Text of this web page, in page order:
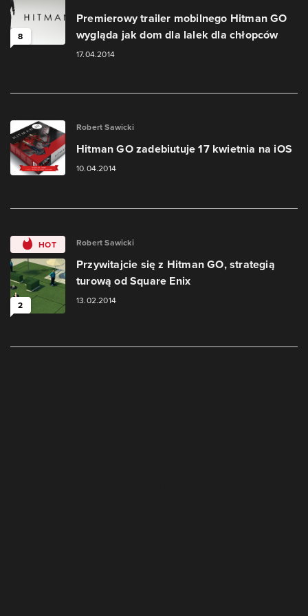
8
Premierowy trailer mobilnego Hitman GO
wygląda jak dom dla lalek dla chłopców
17.04.2014
Robert Sawicki
Hitman GO zadebiutuje 17 kwietnia na iOS
10.04.2014
HOT
2
Robert Sawicki
Przywitajcie się z Hitman GO, strategią
turową od Square Enix
13.02.2014